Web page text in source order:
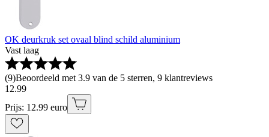
OK deurkruk set ovaal blind schild aluminium
Vast laag
(9)Beoordeeld met 3.9 van de 5 sterren, 9 klantreviews
12.99
Prijs: 12.99 euro